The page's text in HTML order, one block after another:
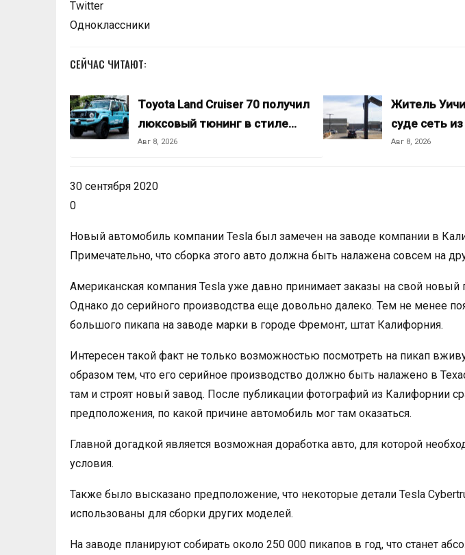
Twitter
Одноклассники
СЕЙЧАС ЧИТАЮТ:
Toyota Land Cruiser 70 получил
люксовый тюнинг в стиле…
Авг 8, 2026
Житель
суде сеть
Авг 8, 2026
30 сентября 2020
0
Новый автомобиль компании Tesla был замечен на заводе компании в
Примечательно, что сборка этого авто должна быть налажена совсем на
Американская компания Tesla уже давно принимает заказы на свой новый
Однако до серийного производства еще довольно далеко. Тем не менее
большого пикапа на заводе марки в городе Фремонт, штат Калифорния.
Интересен такой факт не только возможностью посмотреть на пикап
образом тем, что его серийное производство должно быть налажено в
там и строят новый завод. После публикации фотографий из Калифорнии
предположения, по какой причине автомобиль мог там оказаться.
Главной догадкой является возможная доработка авто, для которой
условия.
Также было высказано предположение, что некоторые детали Tesla
использованы для сборки других моделей.
На заводе планируют собирать около 250 000 пикапов в год, что станет